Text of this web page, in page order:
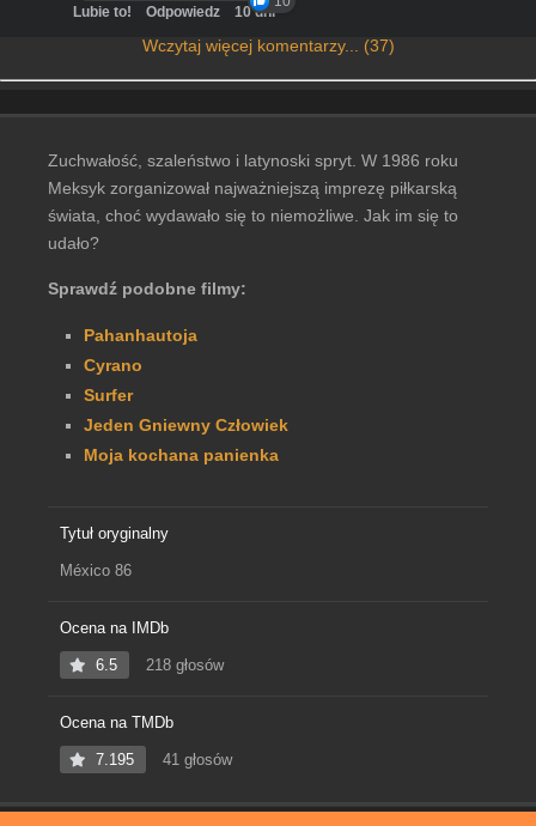
Lubie to! Odpowiedz 10 dni
Wczytaj więcej komentarzy... (37)
Zuchwałość, szaleństwo i latynoski spryt. W 1986 roku
Meksyk zorganizował najważniejszą imprezę piłkarską
świata, choć wydawało się to niemożliwe. Jak im się to
udało?
Sprawdź podobne filmy:
Pahanhautoja
Cyrano
Surfer
Jeden Gniewny Człowiek
Moja kochana panienka
Tytuł oryginalny
México 86
Ocena na IMDb
6.5 218 głosów
Ocena na TMDb
7.195 41 głosów